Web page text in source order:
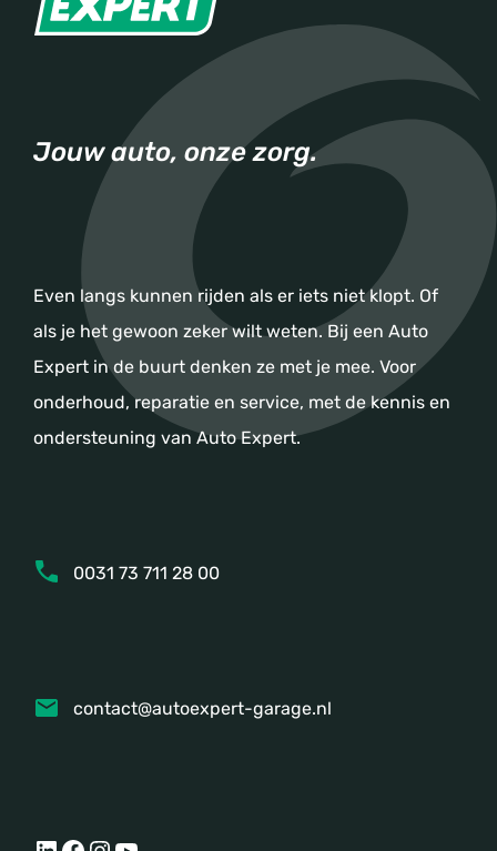
Jouw auto, onze zorg.
Even langs kunnen rijden als er iets niet klopt. Of
als je het gewoon zeker wilt weten. Bij een Auto
Expert in de buurt denken ze met je mee. Voor
onderhoud, reparatie en service, met de kennis en
ondersteuning van Auto Expert.
0031 73 711 28 00
contact@autoexpert-garage.nl